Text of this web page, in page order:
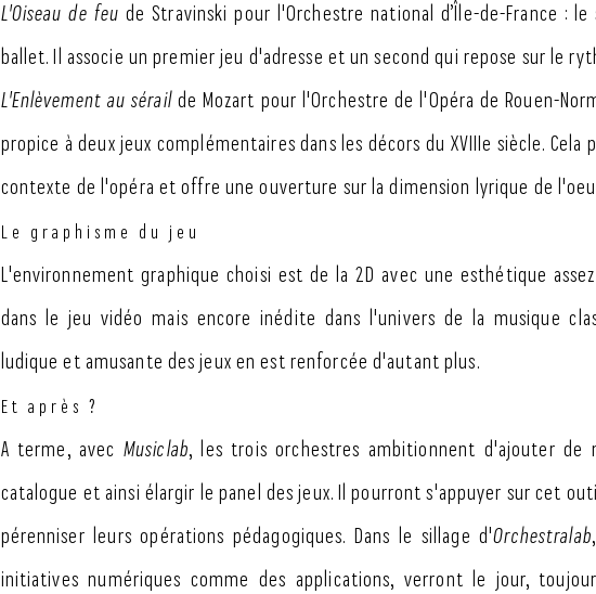
L'Oiseau de feu de Stravinski pour l'Orchestre national d’Île-de-France :
ballet. Il associe un premier jeu d'adresse et un second qui repose sur le
L'Enlèvement au sérailde Mozart pour l'Orchestre de l'Opéra de Rouen-
propice à deux jeux complémentaires dans les décors du XVIIIe siècle.
contexte de l'opéra et offre une ouverture sur la dimension lyrique de
Le graphisme du jeu
L'environnement graphique choisi est de la 2D avec une esthétique
dans le jeu vidéo mais encore inédite dans l'univers de la musique
ludique et amusante des jeux en est renforcée d'autant plus.
Et après ?
A terme, avec Musiclab, les trois orchestres ambitionnent d'ajouter de
catalogue et ainsi élargir le panel des jeux. Il pourront s'appuyer sur cet
pérenniser leurs opérations pédagogiques. Dans le sillage d'Orchestralab
initiatives numériques comme des applications, verront le jour,